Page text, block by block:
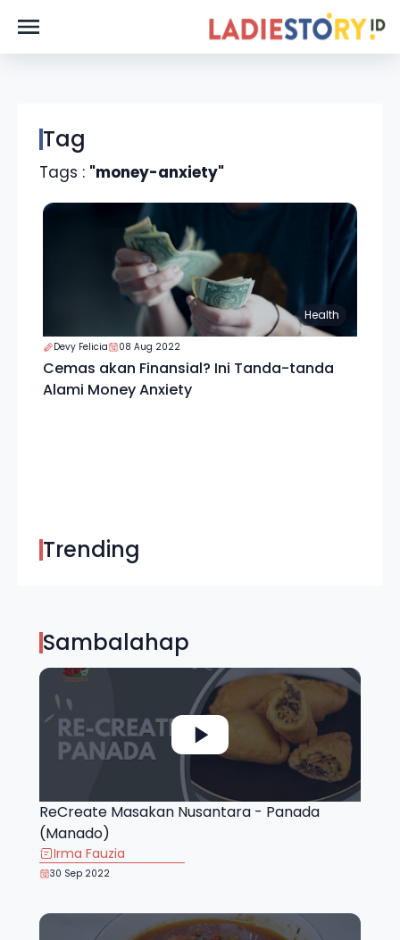
Tag
Tags : "money-anxiety"
Health
Devy Felicia 08 Aug 2022
Cemas akan Finansial? Ini Tanda-tanda
Alami Money Anxiety
Trending
Sambalahap
ReCreate Masakan Nusantara - Panada
(Manado)
Irma Fauzia
30 Sep 2022